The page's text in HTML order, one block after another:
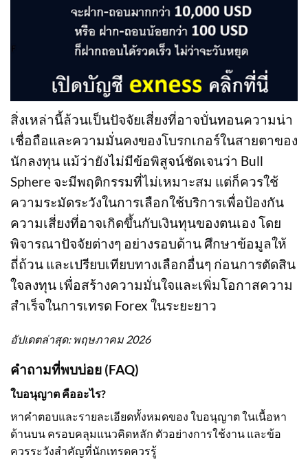
สิ่งเหล่านี้ล้วนเป็นปัจจัยเสี่ยงที่อาจบั่นทอนความน่า
เชื่อถือและความมั่นคงของโบรกเกอร์ในสายตาของ
นักลงทุน แม้ว่ายังไม่มีข้อพิสูจน์ชัดเจนว่า Bull
Sphere จะมีพฤติกรรมที่ไม่เหมาะสม แต่ก็ควรใช้
ความระมัดระวังในการเลือกใช้บริการเพื่อป้องกัน
ความเสี่ยงที่อาจเกิดขึ้นกับเงินทุนของตนเอง โดย
พิจารณาปัจจัยต่างๆ อย่างรอบด้าน ศึกษาข้อมูลให้
ถี่ถ้วน และเปรียบเทียบทางเลือกอื่นๆ ก่อนการตัดสิน
ใจลงทุน เพื่อสร้างความมั่นใจและเพิ่มโอกาสความ
สำเร็จในการเทรด Forex ในระยะยาว
อัปเดตล่าสุด: พฤษภาคม 2026
คำถามที่พบบ่อย (FAQ)
ใบอนุญาต คืออะไร?
หาคำตอบและรายละเอียดทั้งหมดของ ใบอนุญาต ในเนื้อหา
ด้านบน ครอบคลุมแนวคิดหลัก ตัวอย่างการใช้งาน และข้อ
ควรระวังสำคัญที่นักเทรดควรรู้